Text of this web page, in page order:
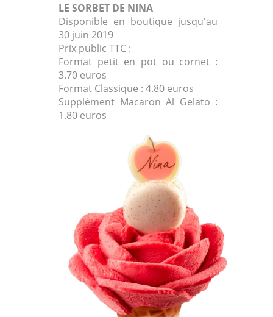
LE SORBET DE NINA
Disponible en boutique jusqu'au
30 juin 2019
Prix public TTC :
Format petit en pot ou cornet :
3.70 euros
Format Classique : 4.80 euros
Supplément Macaron Al Gelato :
1.80 euros